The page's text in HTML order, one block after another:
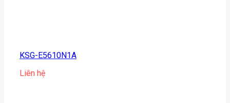
KSG-E5610N1A
Liên hệ